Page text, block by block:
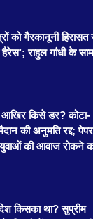
को गैरकानूनी हिरासत
हैरेस’; राहुल गांधी के
आखिर किसे डर? कोटा-
की अनुमति रद्द; पेपर
की आवाज रोकने
किसका था? सुप्रीम